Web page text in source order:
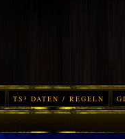
TS³ DATEN / REGELN